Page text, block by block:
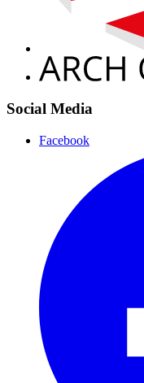
Social Media
Facebook